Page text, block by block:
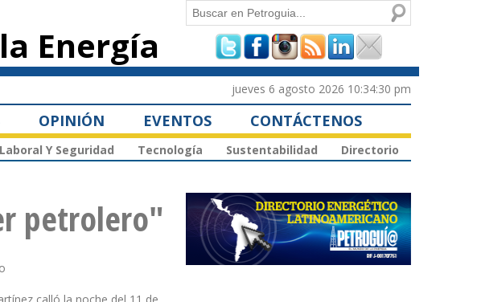
Energía
Formulario de
búsqueda
Buscar
jueves 6 agosto 2026 10:34:30 pm
OPINIÓN EVENTOS CONTÁCTENOS
Laboral Y Seguridad Tecnología Sustentabilidad Directorio
petrolero"